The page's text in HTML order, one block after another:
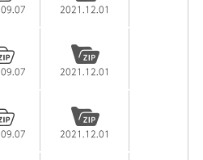
2021.12.01
2021.12.01
2021.12.01